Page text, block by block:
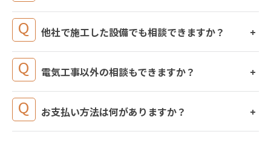
他社で施工した設備でも相談できますか？
電気工事以外の相談もできますか？
お支払い方法は何がありますか？